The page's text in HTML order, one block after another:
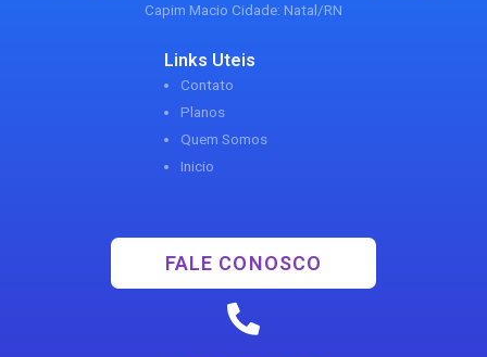
Capim Macio Cidade: Natal/RN
Links Uteis
Contato
Planos
Quem Somos
Inicio
FALE CONOSCO